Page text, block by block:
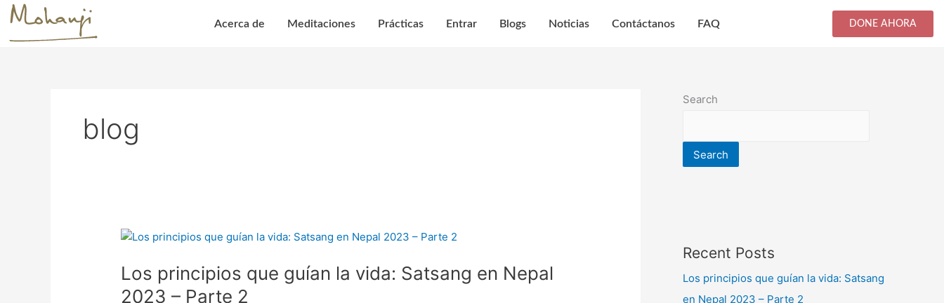
Skip
content
Acerca de Meditaciones Prácticas Entrar Blogs Noticias Contáctanos FAQ DONE AHORA
blog
Los principios que guían la vida: Satsang en Nepal
2023 – Parte 2
Los
que
Search
Search
Recent Posts
Los principios que guían la vida: Satsang
en Nepal 2023 – Parte 2